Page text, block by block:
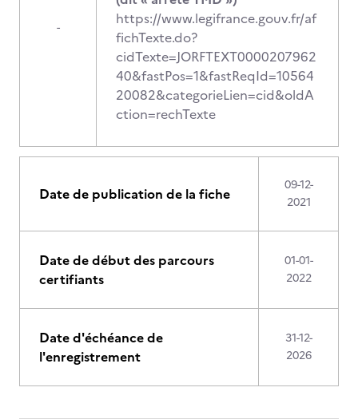
-
https://www.legifrance.gouv.fr/af
fichTexte.do?
cidTexte=JORFTEXT0000207962
40&fastPos=1&fastReqId=10564
20082&categorieLien=cid&oldA
ction=rechTexte
Date de publication de la fiche
09-12-
2021
Date de début des parcours
certifiants
01-01-
2022
Date d'échéance de
l'enregistrement
31-12-
2026